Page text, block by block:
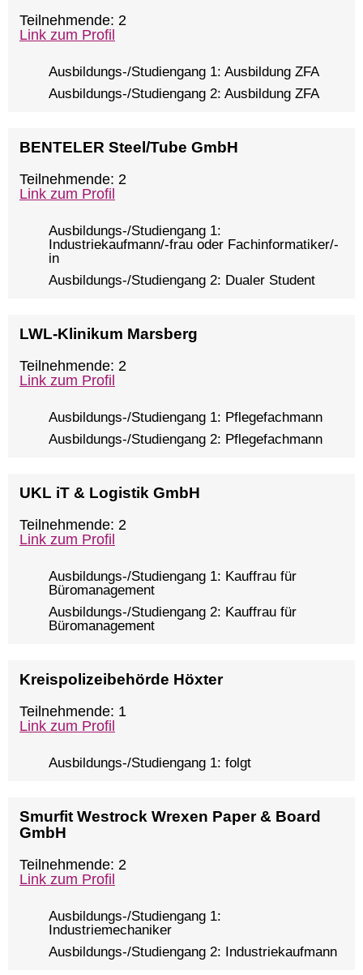
Teilnehmende: 2
Link zum Profil
Ausbildungs-/Studiengang 1: Ausbildung ZFA
Ausbildungs-/Studiengang 2: Ausbildung ZFA
BENTELER Steel/Tube GmbH
Teilnehmende: 2
Link zum Profil
Ausbildungs-/Studiengang 1:
Industriekaufmann/-frau oder Fachinformatiker/-
in
Ausbildungs-/Studiengang 2: Dualer Student
LWL-Klinikum Marsberg
Teilnehmende: 2
Link zum Profil
Ausbildungs-/Studiengang 1: Pflegefachmann
Ausbildungs-/Studiengang 2: Pflegefachmann
UKL iT & Logistik GmbH
Teilnehmende: 2
Link zum Profil
Ausbildungs-/Studiengang 1: Kauffrau für
Büromanagement
Ausbildungs-/Studiengang 2: Kauffrau für
Büromanagement
Kreispolizeibehörde Höxter
Teilnehmende: 1
Link zum Profil
Ausbildungs-/Studiengang 1: folgt
Smurfit Westrock Wrexen Paper & Board
GmbH
Teilnehmende: 2
Link zum Profil
Ausbildungs-/Studiengang 1:
Industriemechaniker
Ausbildungs-/Studiengang 2: Industriekaufmann